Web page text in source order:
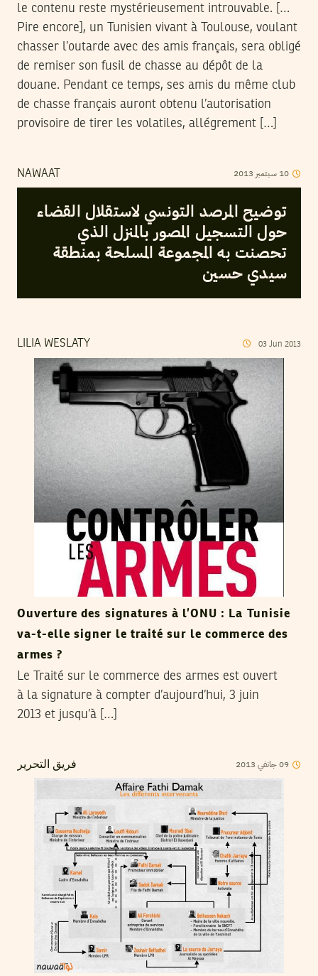
le contenu reste mystérieusement introuvable. […
Pire encore], un Tunisien vivant à Toulouse, voulant
chasser l’outarde avec des amis français, sera obligé
de remiser son fusil de chasse au dépôt de la
douane. Pendant ce temps, ses amis du même club
de chasse français auront obtenu l’autorisation
provisoire de tirer les volatiles, allégrement […]
NAWAAT 10 سبتمبر 2013
توضيح المرصد التونسي لاستقلال القضاء
حول التسجيل المصور بالمنزل الذي
تحصنت به المجموعة المسلحة بمنطقة
سيدي حسين
LILIA WESLATY 03 Jun 2013
Ouverture des signatures à l’ONU : La Tunisie
va-t-elle signer le traité sur le commerce des
armes ?
Le Traité sur le commerce des armes est ouvert
à la signature à compter d’aujourd’hui, 3 juin
2013 et jusqu’à […]
فريق التحرير 09جانفي 2013